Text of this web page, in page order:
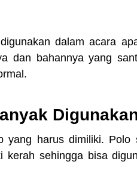
dalam acara
dan bahannya yang
yang harus dimiliki. Polo
kerah sehingga bisa